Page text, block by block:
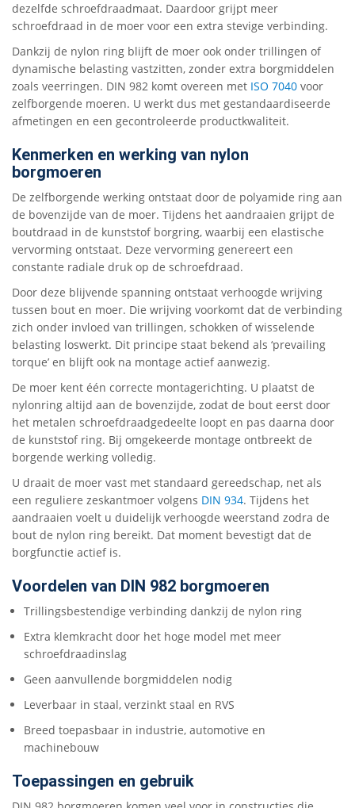
dezelfde schroefdraadmaat. Daardoor grijpt meer
schroefdraad in de moer voor een extra stevige verbinding.
Dankzij de nylon ring blijft de moer ook onder trillingen of
dynamische belasting vastzitten, zonder extra borgmiddelen
zoals veerringen. DIN 982 komt overeen met ISO 7040 voor
zelfborgende moeren. U werkt dus met gestandaardiseerde
afmetingen en een gecontroleerde productkwaliteit.
Kenmerken en werking van nylon
borgmoeren
De zelfborgende werking ontstaat door de polyamide ring aan
de bovenzijde van de moer. Tijdens het aandraaien grijpt de
boutdraad in de kunststof borgring, waarbij een elastische
vervorming ontstaat. Deze vervorming genereert een
constante radiale druk op de schroefdraad.
Door deze blijvende spanning ontstaat verhoogde wrijving
tussen bout en moer. Die wrijving voorkomt dat de verbinding
zich onder invloed van trillingen, schokken of wisselende
belasting loswerkt. Dit principe staat bekend als ‘prevailing
torque’ en blijft ook na montage actief aanwezig.
De moer kent één correcte montagerichting. U plaatst de
nylonring altijd aan de bovenzijde, zodat de bout eerst door
het metalen schroefdraadgedeelte loopt en pas daarna door
de kunststof ring. Bij omgekeerde montage ontbreekt de
borgende werking volledig.
U draait de moer vast met standaard gereedschap, net als
een reguliere zeskantmoer volgens DIN 934. Tijdens het
aandraaien voelt u duidelijk verhoogde weerstand zodra de
bout de nylon ring bereikt. Dat moment bevestigt dat de
borgfunctie actief is.
Voordelen van DIN 982 borgmoeren
Trillingsbestendige verbinding dankzij de nylon ring
Extra klemkracht door het hoge model met meer
schroefdraadinslag
Geen aanvullende borgmiddelen nodig
Leverbaar in staal, verzinkt staal en RVS
Breed toepasbaar in industrie, automotive en
machinebouw
Toepassingen en gebruik